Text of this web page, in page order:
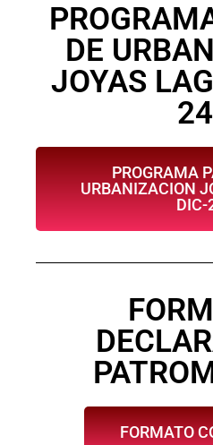
DE
JOYAS
PROGRAMA
URBANIZACION
DIC-
FORMATO